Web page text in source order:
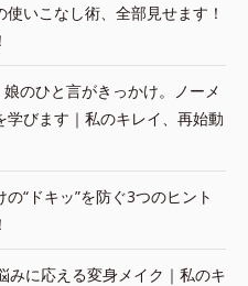
使いこなし術、全部見せます！
のひと言がきっかけ。ノーメ
びます｜私のキレイ、再始動
“ドキッ”を防ぐ3つのヒント
みに応える変身メイク｜私のキ